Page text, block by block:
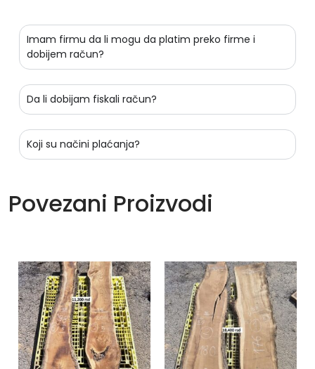
Imam firmu da li mogu da platim preko firme i
dobijem račun?
Da li dobijam fiskali račun?
Koji su načini plaćanja?
Povezani Proizvodi